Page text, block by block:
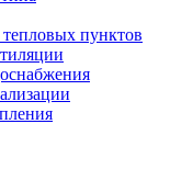
пунктов